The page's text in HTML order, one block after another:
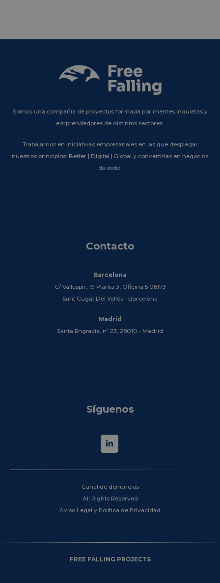
Somos una compañía de proyectos formada por mentes inquietas y
emprendedores de distintos sectores.
Trabajamos en iniciativas empresariales en las que desplegar
nuestros principios: Better | Digital | Global y convertirlas en negocios
de éxito.
Contacto
Barcelona
C/ Vallespir, 19 Planta 3, Oficina 5 08173
Sant Cugat Del Vallès - Barcelona
Madrid
Santa Engracia, nº 23, 28010 - Madrid
Síguenos
Canal de denuncias
All Rights Reserved
Aviso Legal y Política de Privacidad
FREE FALLING PROJECTS